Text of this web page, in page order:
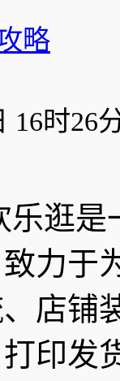
略
16时26
乐逛
力于
店铺
印发